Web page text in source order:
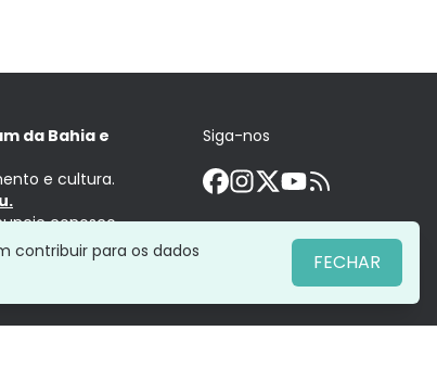
da Bahia e
e cultura.
conosco
Siga-nos
contribuir para os dados
FECHAR